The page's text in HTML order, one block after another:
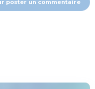
poster un commentaire